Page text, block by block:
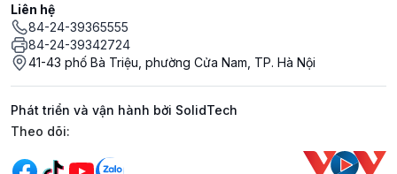
Liên hệ
84-24-39365555
84-24-39342724
41-43 phố Bà Triệu, phường Cửa Nam, TP. Hà Nội
Phát triển và vận hành bởi SolidTech
Mạng xã hội
Theo dõi: